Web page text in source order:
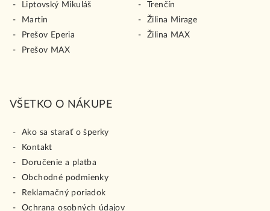
Liptovský Mikuláš
Martin
Prešov Eperia
Prešov MAX
Trenčín
Žilina Mirage
Žilina MAX
VŠETKO O NÁKUPE
Ako sa starať o šperky
Kontakt
Doručenie a platba
Obchodné podmienky
Reklamačný poriadok
Ochrana osobných údajov